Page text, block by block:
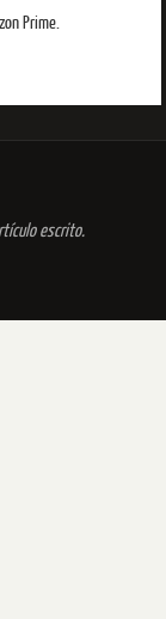
Prime.
escrito.